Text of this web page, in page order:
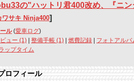
の"ハットリ君400改め、『ニン
ワサキ Ninja400]
ル(愛車ログ)
ュー (1)
整備手帳 (1) 燃費記録 フォトアルバ
ップタイム
ロフィール